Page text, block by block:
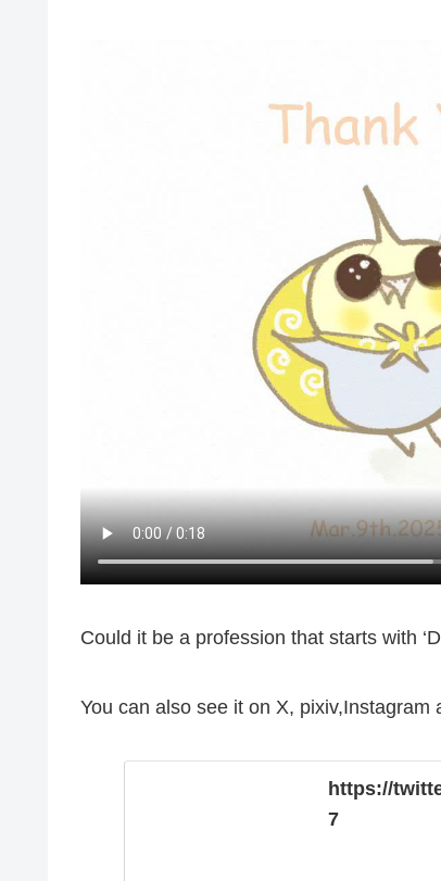
Could it be a profession that starts with
You can also see it on X, pixiv,Instagram
https://
7